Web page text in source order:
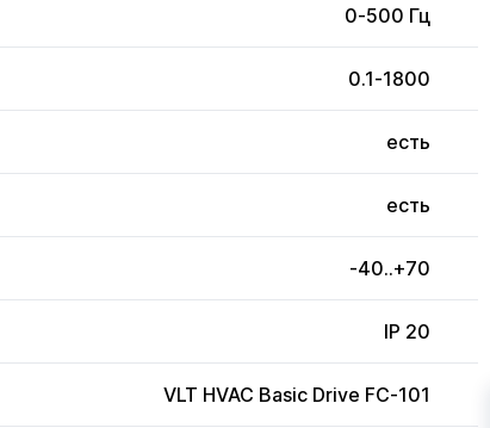
0-500 Гц
0.1-1800
есть
есть
-40..+70
IP 20
VLT HVAC Basic Drive FC-101